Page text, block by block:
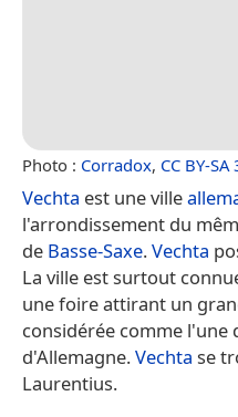
Photo : Corradox, CC BY-SA
Vechta est une ville
l'arrondissement du
de Basse-Saxe.Vechta
La ville est surtout
une foire attirant un
considérée comme l'une
d'Allemagne.Vechta se
Laurentius.